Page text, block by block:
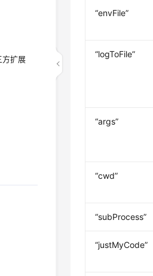
方扩展
“envFile”
“logToFile”
“args”
“cwd”
“subProcess”
“justMyCode”